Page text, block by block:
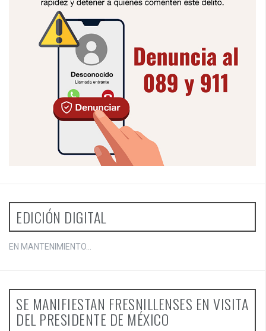
EDICIÓN DIGITAL
EN MANTENIMIENTO...
SE MANIFIESTAN FRESNILLENSES EN VISITA
DEL PRESIDENTE DE MÉXICO